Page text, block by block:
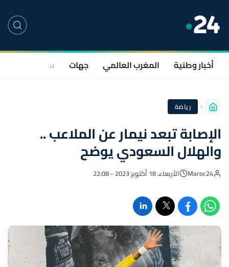
أخبار وطنية المغرب العالمي جهات سياسة
رياضة
الإصابة تبعد نيمار عن الملاعب ..
والهلال السعودي يوضح
Maroc24 الأربعاء، 18 أكتوبر 2023 - 22:08